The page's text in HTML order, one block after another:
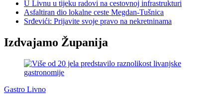
U Livnu u tijeku radovi na cestovnoj infrastrukturi
Asfaltiran dio lokalne ceste Megdan-Tušnica
Srđevići: Prijavite svoje pravo na nekretninama
Izdvajamo Županija
Gastro Livno